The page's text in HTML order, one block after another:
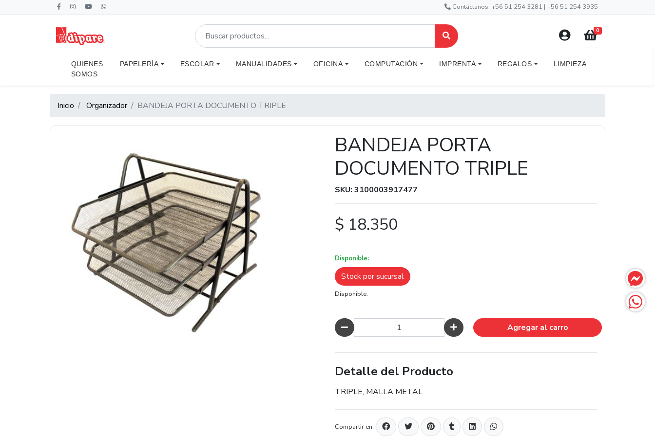
Contáctanos: +56 51 254 3281 | +56 51 254 3935
0
QUIENES
SOMOS
PAPELERÍA ESCOLAR MANUALIDADES OFICINA COMPUTACIÓN IMPRENTA REGALOS LIMPIEZA
Inicio Organizador BANDEJA PORTA DOCUMENTO TRIPLE
BANDEJA PORTA
DOCUMENTO TRIPLE
SKU: 3100003917477
$ 18.350
Disponible:
Stock por sucursal
Disponible.
Cantidad Agregar al carro
Detalle del Producto
TRIPLE, MALLA METAL
Compartir en: